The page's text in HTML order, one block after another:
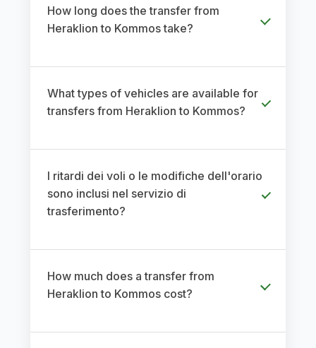
How long does the transfer from
Heraklion to Kommos take?
What types of vehicles are available for
transfers from Heraklion to Kommos?
I ritardi dei voli o le modifiche dell'orario
sono inclusi nel servizio di
trasferimento?
How much does a transfer from
Heraklion to Kommos cost?